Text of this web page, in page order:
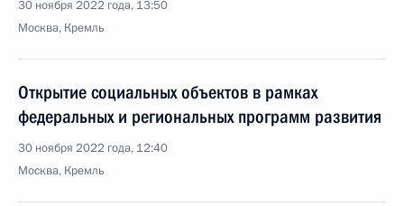
30 ноября 2022 года, 13:50
Москва, Кремль
Открытие социальных объектов в рамках
федеральных и региональных программ развития
30 ноября 2022 года, 12:40
Москва, Кремль